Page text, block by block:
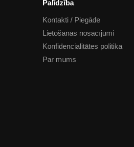
Palīdzība
Kontakti / Piegāde
Lietošanas nosacījumi
Konfidencialitātes politika
Par mums